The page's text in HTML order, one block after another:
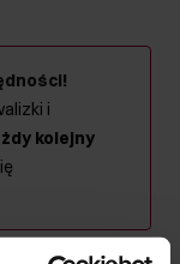
i
kolejny